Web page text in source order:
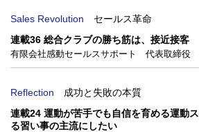
Sales Revolution
セールス革命
連載36 総合クラブの勝ち筋は、接近接客
有限会社感動セールスサポート 代表取締役
Reflection
成功と失敗の本質
連載24 運動が苦手でも自信を育める運動
る習い事の主流にしたい